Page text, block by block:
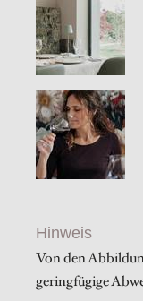
Hinweis
Von den
geringfügige